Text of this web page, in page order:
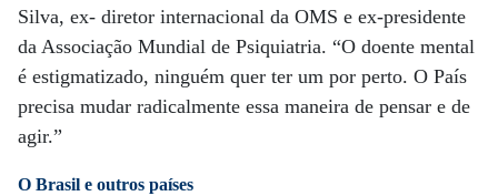
Silva, ex- diretor internacional da OMS e ex-presidente
da Associação Mundial de Psiquiatria. “O doente mental
é estigmatizado, ninguém quer ter um por perto. O País
precisa mudar radicalmente essa maneira de pensar e de
agir.”
O Brasil e outros países